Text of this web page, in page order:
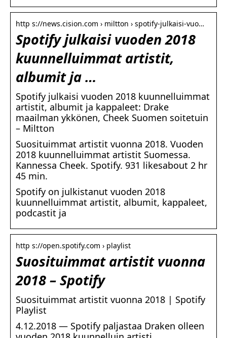
http s://news.cision.com › miltton › spotify-julkaisi-vuo…
Spotify julkaisi vuoden 2018
kuunnelluimmat artistit,
albumit ja …
Spotify julkaisi vuoden 2018 kuunnelluimmat
artistit, albumit ja kappaleet: Drake
maailman ykkönen, Cheek Suomen soitetuin
– Miltton
Suosituimmat artistit vuonna 2018. Vuoden
2018 kuunnelluimmat artistit Suomessa.
Kannessa Cheek. Spotify. 931 likesabout 2 hr
45 min.
Spotify on julkistanut vuoden 2018
kuunnelluimmat artistit, albumit, kappaleet,
podcastit ja
http s://open.spotify.com › playlist
Suosituimmat artistit vuonna
2018 – Spotify
Suosituimmat artistit vuonna 2018 | Spotify
Playlist
4.12.2018 — Spotify paljastaa Draken olleen